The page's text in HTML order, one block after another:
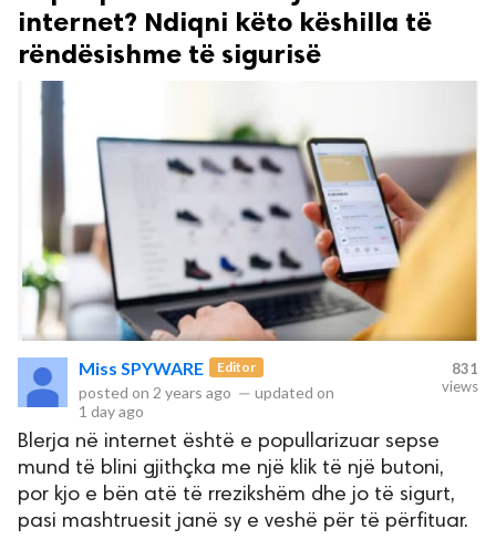
internet? Ndiqni këto këshilla të
rëndësishme të sigurisë
Miss SPYWARE Editor
posted on 2 years ago — updated on
1 day ago
831
views
Blerja në internet është e popullarizuar sepse
mund të blini gjithçka me një klik të një butoni,
por kjo e bën atë të rrezikshëm dhe jo të sigurt,
pasi mashtruesit janë sy e veshë për të përfituar.